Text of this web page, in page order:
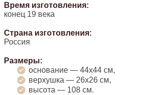
Время изготовления:
конец 19 века
Страна изготовления:
Россия
Размеры:
основание — 44х44 см,
верхушка — 26х26 см,
высота — 108 см.